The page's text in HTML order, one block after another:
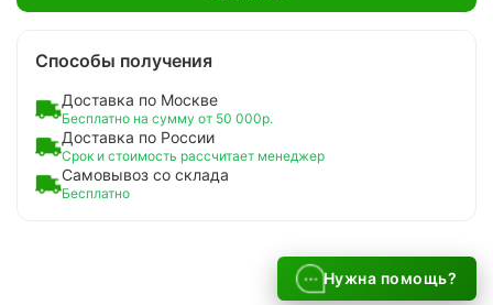
Способы получения
Доставка по Москве
Бесплатно на сумму от 50 000р.
Доставка по России
Срок и стоимость рассчитает менеджер
Самовывоз со склада
Бесплатно
Нужна помощь?